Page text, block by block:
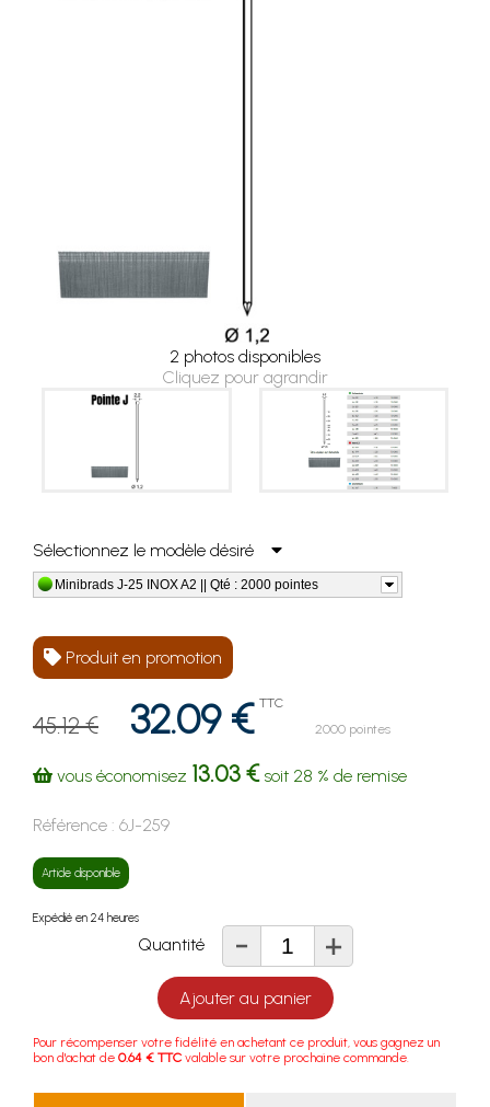
2 photos disponibles
Cliquez pour agrandir
Sélectionnez le modèle désiré
Minibrads J-25 INOX A2 || Qté : 2000 pointes
Produit en promotion
45.12 € 32.09 € TTC
2000 pointes
vous économisez 13.03 €soit 28 % de remise
Référence : 6J-259
Article disponible
Expédié en 24 heures
Quantité - +
Ajouter au panier
Pour récompenser votre fidélité en achetant ce produit, vous gagnez un
bon d'achat de 0.64 € TTC valable sur votre prochaine commande.